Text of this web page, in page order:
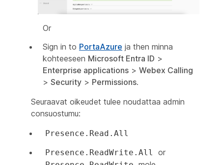
Or
Sign in to PortaAzure ja then minna
kohteeseen Microsoft Entra ID >
Enterprise applications > Webex Calling
> Security > Permissions.
Seuraavat oikeudet tulee noudattaa admin
consuostumu:
Presence.Read.All
Presence.ReadWrite.All or